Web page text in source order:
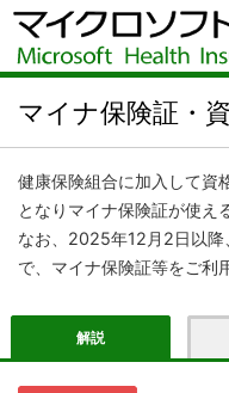
マイナ保険証・
健康保険組合に加入して資
となりマイナ保険証が使え
なお、2025年12月2日以降
で、マイナ保険証等をご利
解説